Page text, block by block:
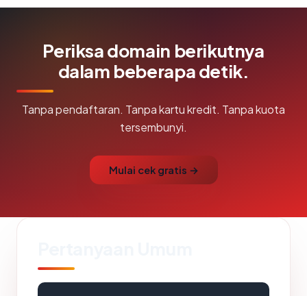
Periksa domain berikutnya
dalam beberapa detik.
Tanpa pendaftaran. Tanpa kartu kredit. Tanpa kuota
tersembunyi.
Mulai cek gratis →